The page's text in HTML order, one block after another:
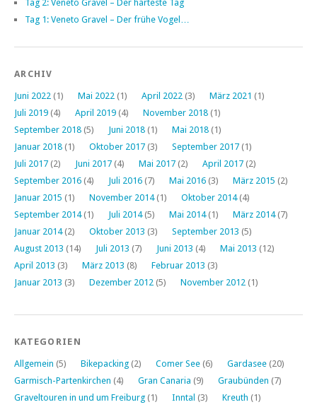
Tag 2: Veneto Gravel – Der härteste Tag
Tag 1: Veneto Gravel – Der frühe Vogel…
ARCHIV
Juni 2022 (1) Mai 2022 (1) April 2022 (3) März 2021 (1)
Juli 2019 (4) April 2019 (4) November 2018 (1)
September 2018 (5) Juni 2018 (1) Mai 2018 (1)
Januar 2018 (1) Oktober 2017 (3) September 2017 (1)
Juli 2017 (2) Juni 2017 (4) Mai 2017 (2) April 2017 (2)
September 2016 (4) Juli 2016 (7) Mai 2016 (3) März 2015 (2)
Januar 2015 (1) November 2014(1) Oktober 2014(4)
September 2014(1) Juli 2014(5) Mai 2014(1) März 2014(7)
Januar 2014(2) Oktober 2013 (3) September 2013 (5)
August 2013 (14) Juli 2013 (7) Juni 2013 (4) Mai 2013 (12)
April 2013 (3) März 2013 (8) Februar 2013 (3)
Januar 2013 (3) Dezember 2012 (5) November 2012 (1)
KATEGORIEN
Allgemein (5) Bikepacking (2) Comer See (6) Gardasee (20)
Garmisch-Partenkirchen (4) Gran Canaria (9) Graubünden (7)
Graveltouren in und um Freiburg (1) Inntal (3) Kreuth (1)